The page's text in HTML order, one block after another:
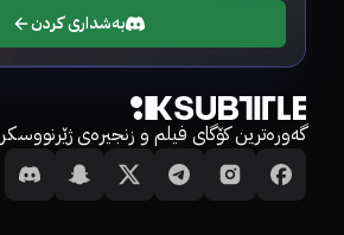
بەشداری کردن
گەورەترین کۆگای فیلم و زنجیرەی